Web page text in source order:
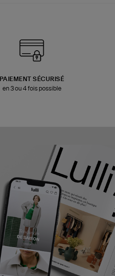
PAIEMENT SÉCURISÉ
en 3 ou 4 fois possible